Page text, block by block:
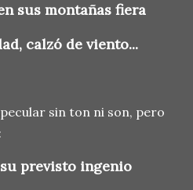
sus montañas fiera
calzó de viento...
sin ton ni son, pero
previsto ingenio